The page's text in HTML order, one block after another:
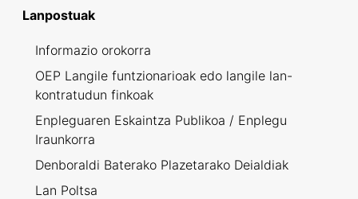
Lanpostuak
Informazio orokorra
OEP Langile funtzionarioak edo langile lan-
kontratudun finkoak
Enpleguaren Eskaintza Publikoa / Enplegu
Iraunkorra
Denboraldi Baterako Plazetarako Deialdiak
Lan Poltsa